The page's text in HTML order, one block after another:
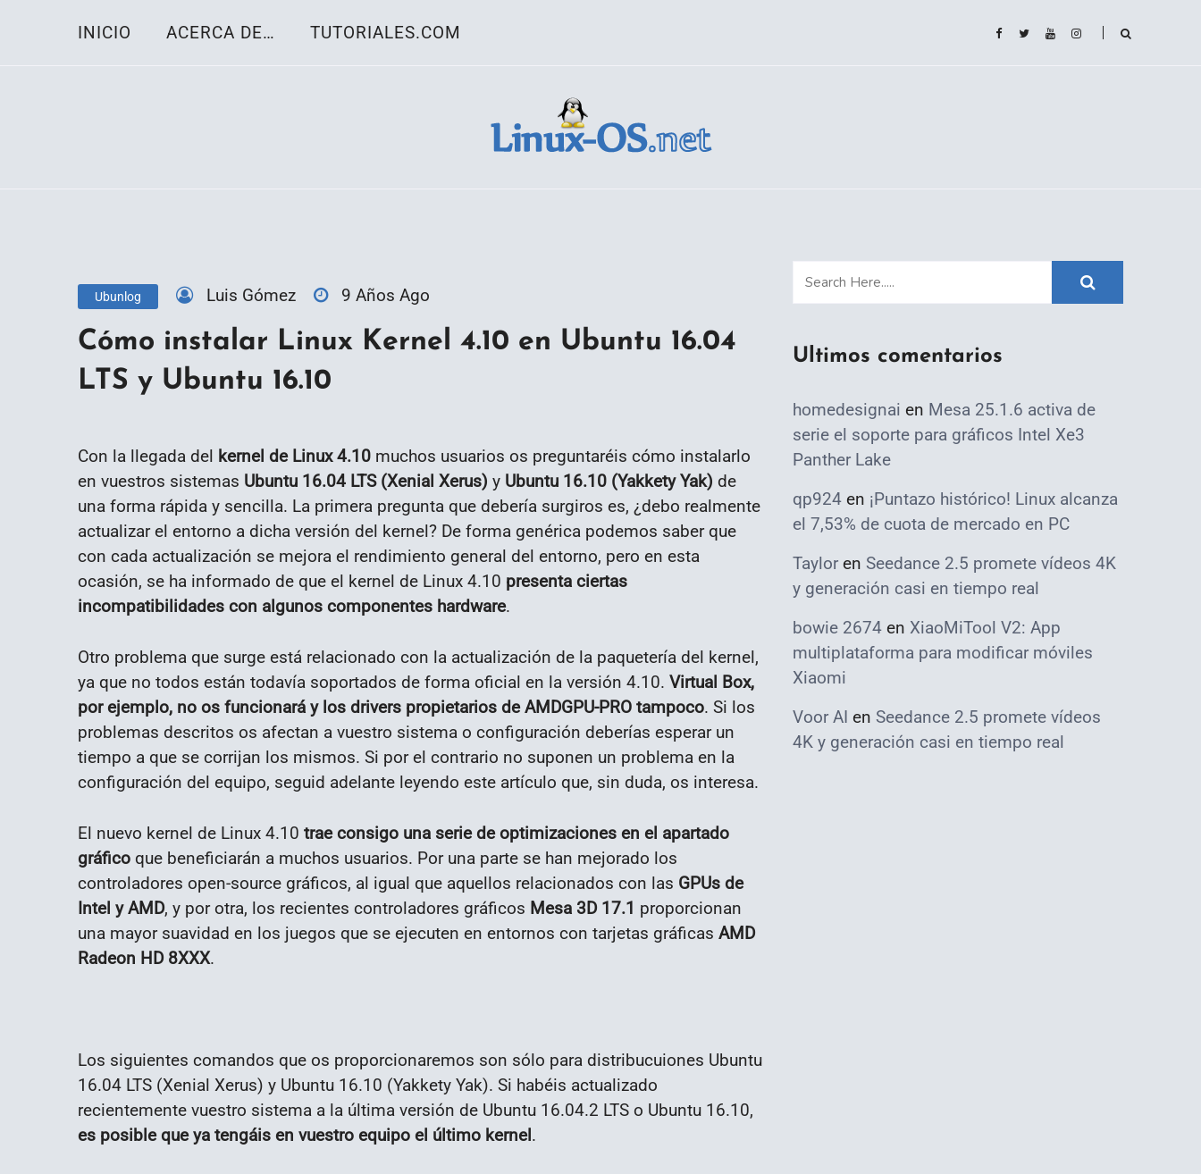
INICIO ACERCA DE… TUTORIALES.COM
Ubunlog Luis Gómez 9 Años Ago
Cómo instalar Linux Kernel 4.10 en Ubuntu 16.04
LTS y Ubuntu 16.10
Con la llegada del kernel de Linux 4.10 muchos usuarios os preguntaréis cómo instalarlo
en vuestros sistemas Ubuntu 16.04 LTS (Xenial Xerus) y Ubuntu 16.10 (Yakkety Yak) de
una forma rápida y sencilla. La primera pregunta que debería surgiros es, ¿debo realmente
actualizar el entorno a dicha versión del kernel? De forma genérica podemos saber que
con cada actualización se mejora el rendimiento general del entorno, pero en esta
ocasión, se ha informado de que el kernel de Linux 4.10 presenta ciertas
incompatibilidades con algunos componentes hardware.
Otro problema que surge está relacionado con la actualización de la paquetería del kernel,
ya que no todos están todavía soportados de forma oficial en la versión 4.10. Virtual Box,
por ejemplo, no os funcionará y los drivers propietarios de AMDGPU-PRO tampoco. Si los
problemas descritos os afectan a vuestro sistema o configuración deberías esperar un
tiempo a que se corrijan los mismos. Si por el contrario no suponen un problema en la
configuración del equipo, seguid adelante leyendo este artículo que, sin duda, os interesa.
El nuevo kernel de Linux 4.10 trae consigo una serie de optimizaciones en el apartado
gráfico que beneficiarán a muchos usuarios. Por una parte se han mejorado los
controladores open-source gráficos, al igual que aquellos relacionados con las GPUs de
Intel y AMD, y por otra, los recientes controladores gráficos Mesa 3D 17.1 proporcionan
una mayor suavidad en los juegos que se ejecuten en entornos con tarjetas gráficas AMD
Radeon HD 8XXX.
Los siguientes comandos que os proporcionaremos son sólo para distribucuiones Ubuntu
16.04 LTS (Xenial Xerus) y Ubuntu 16.10 (Yakkety Yak). Si habéis actualizado
recientemente vuestro sistema a la última versión de Ubuntu 16.04.2 LTS o Ubuntu 16.10,
es posible que ya tengáis en vuestro equipo el último kernel.
Ultimos comentarios
homedesignai en Mesa 25.1.6 activa de
serie el soporte para gráficos Intel Xe3
Panther Lake
qp924 en ¡Puntazo histórico! Linux alcanza
el 7,53% de cuota de mercado en PC
Taylor en Seedance 2.5 promete vídeos 4K
y generación casi en tiempo real
bowie 2674 en XiaoMiTool V2: App
multiplataforma para modificar móviles
Xiaomi
Voor AI en Seedance 2.5 promete vídeos
4K y generación casi en tiempo real